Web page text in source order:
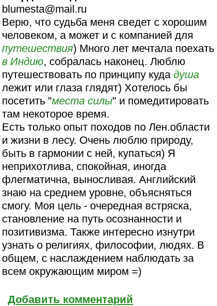
blumesta@mail.ru
Верю, что судьба меня сведет с хорошим
человеком, а может и с компанией для
путешествия) Много лет мечтала поехать
в Индию, собралась наконец. Люблю
путешествовать по принципу кудадуша
лежит или глаза глядят) Хотелось бы
посетить "места силы" и помедитировать
там некоторое время.
Есть только опыт походов по Лен.области
и жизни в лесу. Очень люблю природу,
быть в гармонии с ней, купаться) Я
неприхотлива, спокойная, иногда
флегматична, выносливая. Английский
знаю на среднем уровне, объясняться
смогу. Моя цель - очередная встряска,
становление на путь осознанности и
позитивизма. Также интересно изнутри
узнать о религиях, философии, людях. В
общем, с наслаждением наблюдать за
всем окружающим миром =)
Добавить комментарий